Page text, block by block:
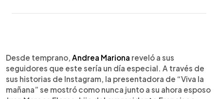
► Escuchar artículo
Desde temprano, Andrea Mariona reveló a sus
seguidores que este sería un día especial. A través de
sus historias de Instagram, la presentadora de “Viva la
mañana” se mostró como nunca junto a su ahora esposo